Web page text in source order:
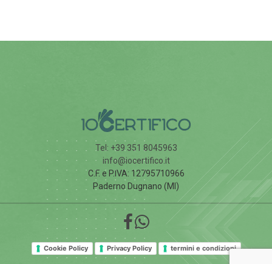
Tel: +39 351 8045963
info@iocertifico.it
C.F. e P.IVA: 12795710966
Paderno Dugnano (MI)
Cookie Policy Privacy Policy termini e condizioni